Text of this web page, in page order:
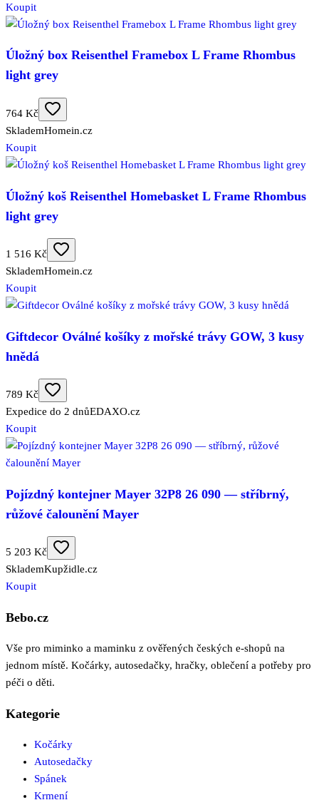
Koupit
Úložný box Reisenthel Framebox L Frame Rhombus
light grey
764 Kč
SklademHomein.cz
Koupit
Úložný koš Reisenthel Homebasket L Frame Rhombus
light grey
1 516 Kč
SklademHomein.cz
Koupit
Giftdecor Oválné košíky z mořské trávy GOW, 3 kusy
hnědá
789 Kč
Expedice do 2 dnůEDAXO.cz
Koupit
Pojízdný kontejner Mayer 32P8 26 090 — stříbrný,
růžové čalounění Mayer
5 203 Kč
SklademKupžidle.cz
Koupit
Bebo.cz
Vše pro miminko a maminku z ověřených českých e-shopů na
jednom místě. Kočárky, autosedačky, hračky, oblečení a potřeby pro
péči o děti.
Kategorie
Kočárky
Autosedačky
Spánek
Krmení